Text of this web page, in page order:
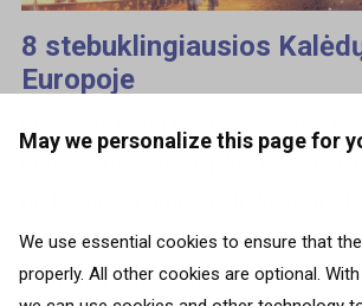
May we personalize this page for
We use essential cookies to ensure that
properly. All other cookies are optional.
8 stebuklingiausios
Europoje
sukurdami magišką kalėdinę
Apsilankydami vienoje iš jų